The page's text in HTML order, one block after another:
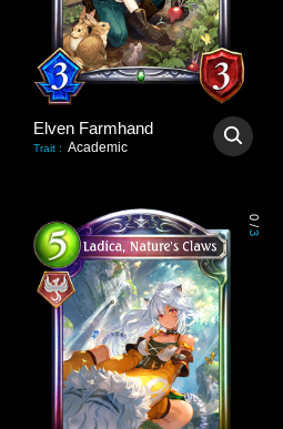
Elven Farmhand
Trait : Academic
0
/
3